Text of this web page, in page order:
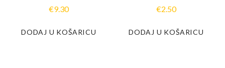
€9.30
DODAJ U KOŠARICU
€2.50
DODAJ U KOŠARICU